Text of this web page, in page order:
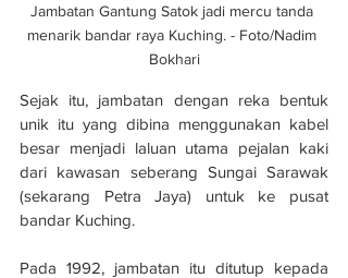
Jambatan Gantung Satok jadi mercu tanda
menarik bandar raya Kuching. - Foto/Nadim
Bokhari
Sejak itu, jambatan dengan reka bentuk
unik itu yang dibina menggunakan kabel
besar menjadi laluan utama pejalan kaki
dari kawasan seberang Sungai Sarawak
(sekarang Petra Jaya) untuk ke pusat
bandar Kuching.
Pada 1992, jambatan itu ditutup kepada